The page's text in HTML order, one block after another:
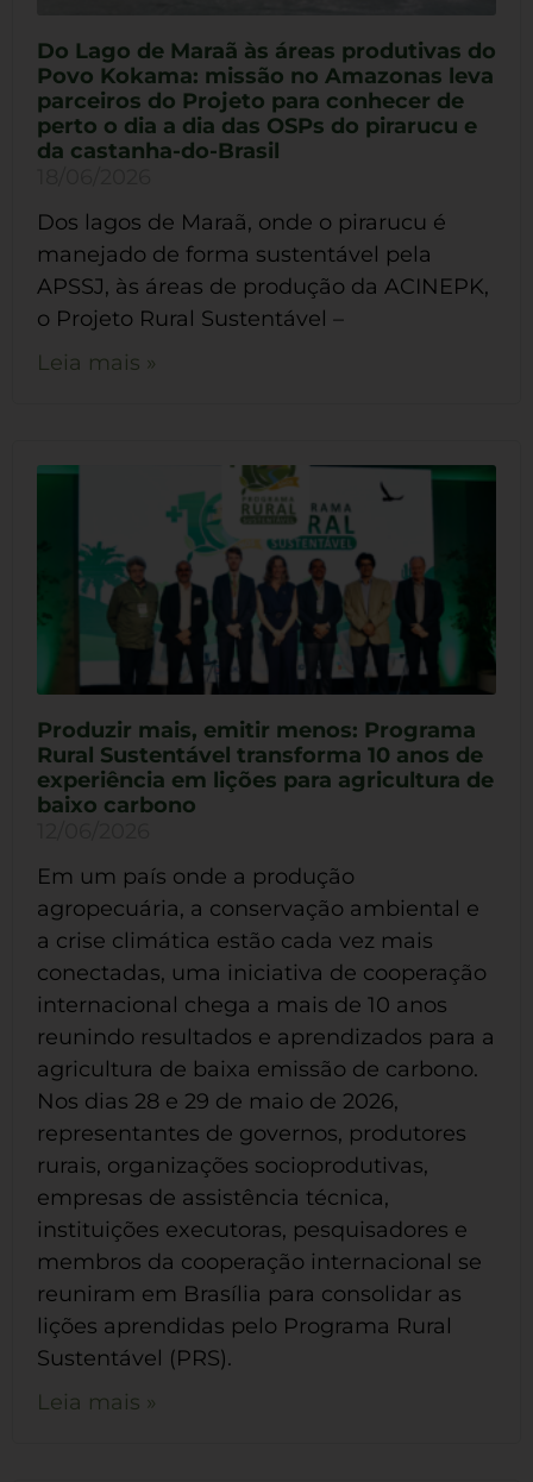
Do Lago de Maraã às áreas produtivas do
Povo Kokama: missão no Amazonas leva
parceiros do Projeto para conhecer de
perto o dia a dia das OSPs do pirarucu e
da castanha-do-Brasil
Dos lagos de Maraã, onde o pirarucu é
manejado de forma sustentável pela
APSSJ, às áreas de produção da ACINEPK,
o Projeto Rural Sustentável –
Leia mais »
Produzir mais, emitir menos: Programa
Rural Sustentável transforma 10 anos de
experiência em lições para agricultura de
baixo carbono
Em um país onde a produção
agropecuária, a conservação ambiental e
a crise climática estão cada vez mais
conectadas, uma iniciativa de cooperação
internacional chega a mais de 10 anos
reunindo resultados e aprendizados para a
agricultura de baixa emissão de carbono.
Nos dias 28 e 29 de maio de 2026,
representantes de governos, produtores
rurais, organizações socioprodutivas,
empresas de assistência técnica,
instituições executoras, pesquisadores e
membros da cooperação internacional se
reuniram em Brasília para consolidar as
lições aprendidas pelo Programa Rural
Sustentável (PRS).
Leia mais »